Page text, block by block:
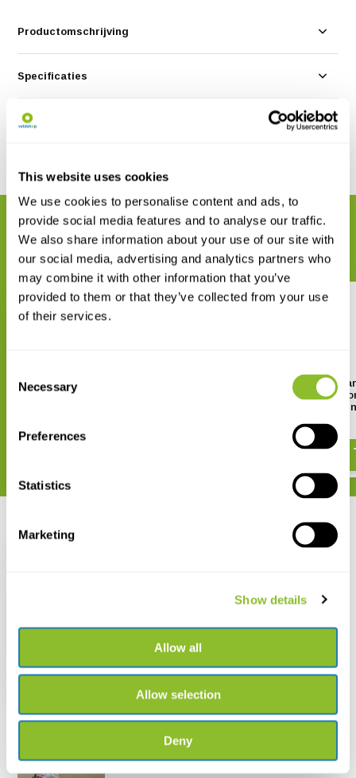
This website uses cookies
We use cookies to personalise content and ads, to
provide social media features and to analyse our traffic.
We also share information about your use of our site with
our social media, advertising and analytics partners who
may combine it with other information that you’ve
provided to them or that they’ve collected from your use
of their services.
Selection
Necessary
Preferences
Statistics
Marketing
Show details
Allow all
Allow selection
Deny
Productomschrijving
Specificaties
Reviews
GERELATEERDE PRODUCTEN
Maak uw bestelling compleet
Threatened Newts and
Salamanders - Guidelines for
Threatened Newts
Salamanders of the
Captive Care
€ 69,90
Recent bekeken
Threatened Newts and
4